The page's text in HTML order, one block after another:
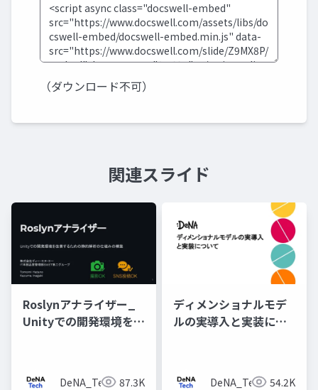
（ダウンロード不可）
関連スライド
Roslynアナライザー_
Unityでの開発環境を改
DeNA_Tech 87.3K
ディメンショナルモデ
ルの実導入と実装につ
DeNA_Tech 54.2K